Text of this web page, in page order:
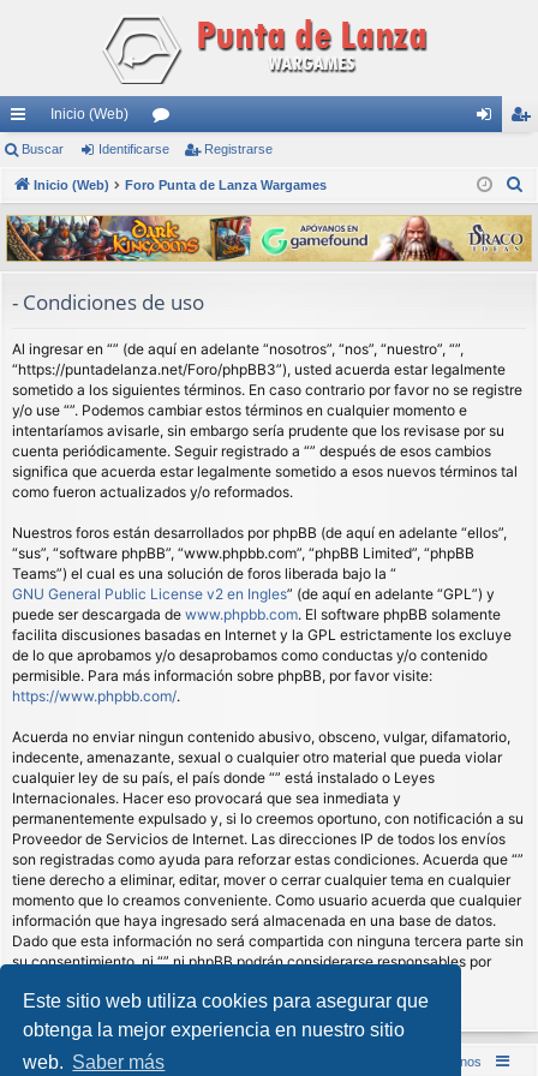
Este sitio web utiliza cookies para asegurar que
obtenga la mejor experiencia en nuestro sitio
web. Saber más
nl
ac
es
rá
s
Inicio (Web)
or
os nti
fic
ar
ist
ra
rs
Buscar Identificarse Registrarse
Inicio (Web) Foro Punta de Lanza Wargames
s
c
- Condiciones de uso
Al ingresar en “” (de aquí en adelante “nosotros”, “nos”, “nuestro”, “”,
“https://puntadelanza.net/Foro/phpBB3”), usted acuerda estar legalmente
sometido a los siguientes términos. En caso contrario por favor no se registre
y/o use “”. Podemos cambiar estos términos en cualquier momento e
intentaríamos avisarle, sin embargo sería prudente que los revisase por su
cuenta periódicamente. Seguir registrado a “” después de esos cambios
significa que acuerda estar legalmente sometido a esos nuevos términos tal
como fueron actualizados y/o reformados.
Nuestros foros están desarrollados por phpBB (de aquí en adelante “ellos”,
“sus”, “software phpBB”, “www.phpbb.com”, “phpBB Limited”, “phpBB
Teams”) el cual es una solución de foros liberada bajo la “
GNU General Public License v2 en Ingles” (de aquí en adelante “GPL”) y
puede ser descargada de www.phpbb.com. El software phpBB solamente
facilita discusiones basadas en Internet y la GPL estrictamente los excluye
de lo que aprobamos y/o desaprobamos como conductas y/o contenido
permisible. Para más información sobre phpBB, por favor visite:
https://www.phpbb.com/.
Acuerda no enviar ningun contenido abusivo, obsceno, vulgar, difamatorio,
indecente, amenazante, sexual o cualquier otro material que pueda violar
cualquier ley de su país, el país donde “” está instalado o Leyes
Internacionales. Hacer eso provocará que sea inmediata y
permanentemente expulsado y, si lo creemos oportuno, con notificación a su
Proveedor de Servicios de Internet. Las direcciones IP de todos los envíos
son registradas como ayuda para reforzar estas condiciones. Acuerda que “”
tiene derecho a eliminar, editar, mover o cerrar cualquier tema en cualquier
momento que lo creamos conveniente. Como usuario acuerda que cualquier
información que haya ingresado será almacenada en una base de datos.
Dado que esta información no será compartida con ninguna tercera parte sin
su consentimiento, ni “” ni phpBB podrán considerarse responsables por
comprometidos.
Inicio (Web) Foro Punta de Lanza Wargames Contáctenos